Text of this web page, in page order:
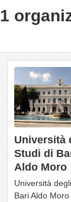
1
Università
Studi di
Aldo Moro
Università
Bari Aldo